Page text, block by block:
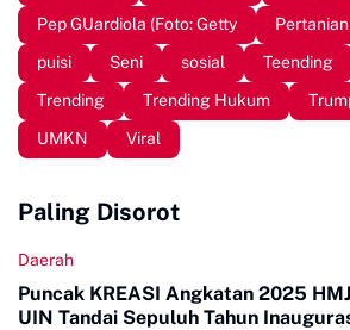
Pep GUardiola (Foto: Getty
Pertanian
puisi
Seni sosial Teending
Trending
Trending Hukum
UMKN
Viral
Paling Disorot
Daerah
Puncak KREASI Angkatan 2025
UIN Tandai Sepuluh Tahun